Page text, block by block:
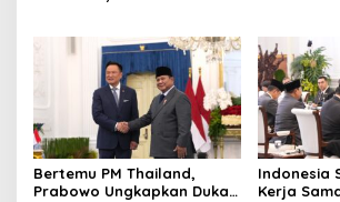
Terbaik Dunia
Bertemu PM Thailand,
Prabowo Ungkapkan Duka
Indonesia
Kerja